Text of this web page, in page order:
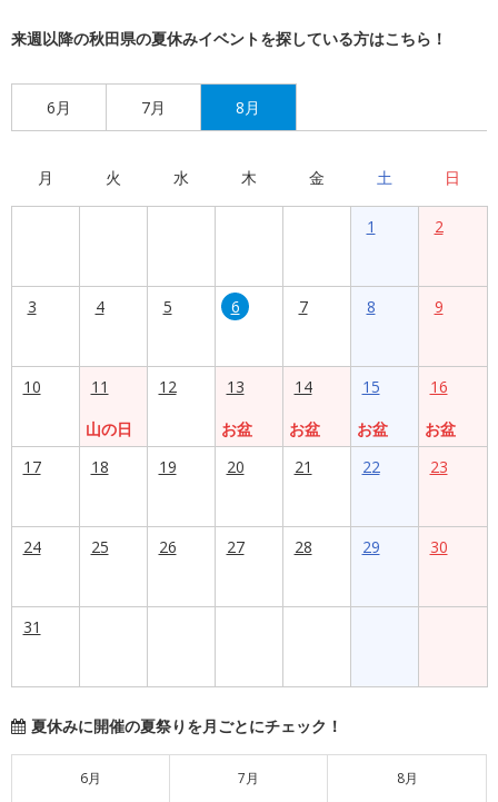
来週以降の秋田県の夏休みイベントを探している方はこちら！
6月 7月 8月
月 火 水 木 金 土 日
1 2
3 4 5 6 7 8 9
10
11
山の日
12
13
お盆
14
お盆
15
お盆
16
お盆
17
18 19 20 21 22 23
24 25 26 27 28 29 30
31
夏休みに開催の夏祭りを月ごとにチェック！
6月 7月 8月